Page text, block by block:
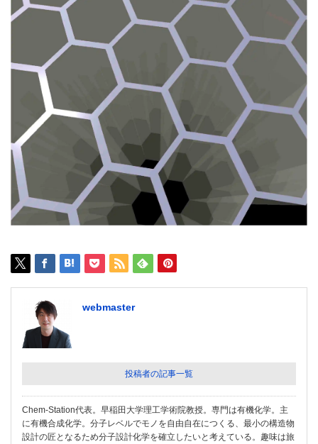
webmaster
投稿者の記事一覧
Chem-Station代表。早稲田大学理工学術院教授。専門は有機化学。主
に有機合成化学。分子レベルでモノを自由自在につくる、最小の構造物
設計の匠となるため分子設計化学を確立したいと考えている。趣味は旅